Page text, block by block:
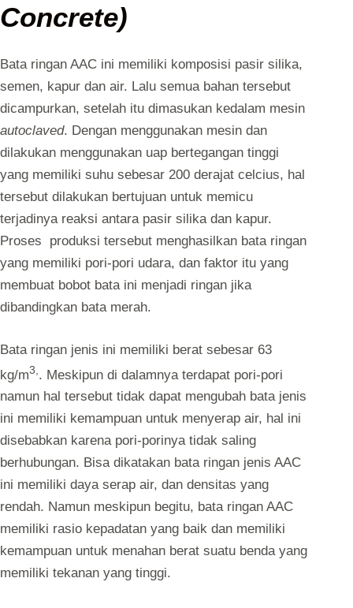
Concrete)
Bata ringan AAC ini memiliki komposisi pasir silika,
semen, kapur dan air. Lalu semua bahan tersebut
dicampurkan, setelah itu dimasukan kedalam mesin
autoclaved. Dengan menggunakan mesin dan
dilakukan menggunakan uap bertegangan tinggi
yang memiliki suhu sebesar 200 derajat celcius, hal
tersebut dilakukan bertujuan untuk memicu
terjadinya reaksi antara pasir silika dan kapur.
Proses produksi tersebut menghasilkan bata ringan
yang memiliki pori-pori udara, dan faktor itu yang
membuat bobot bata ini menjadi ringan jika
dibandingkan bata merah.
Bata ringan jenis ini memiliki berat sebesar 63
kg/m3, . Meskipun di dalamnya terdapat pori-pori
namun hal tersebut tidak dapat mengubah bata jenis
ini memiliki kemampuan untuk menyerap air, hal ini
disebabkan karena pori-porinya tidak saling
berhubungan. Bisa dikatakan bata ringan jenis AAC
ini memiliki daya serap air, dan densitas yang
rendah. Namun meskipun begitu, bata ringan AAC
memiliki rasio kepadatan yang baik dan memiliki
kemampuan untuk menahan berat suatu benda yang
memiliki tekanan yang tinggi.